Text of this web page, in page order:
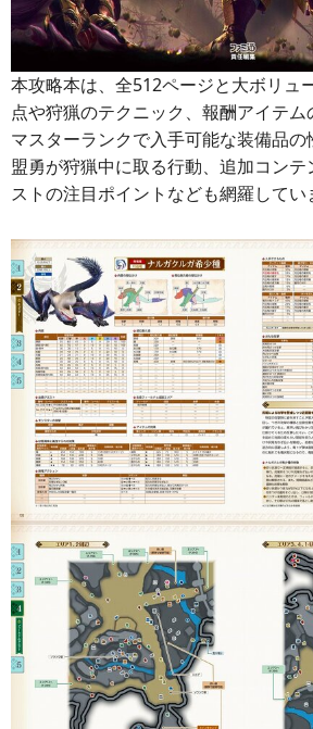
本攻略本は、全512ページと大ボリュ
点や狩猟のテクニック、報酬アイテム
マスターランクで入手可能な装備品の
盟勇が狩猟中に取る行動、追加コン
ストの注目ポイントなども網羅してい